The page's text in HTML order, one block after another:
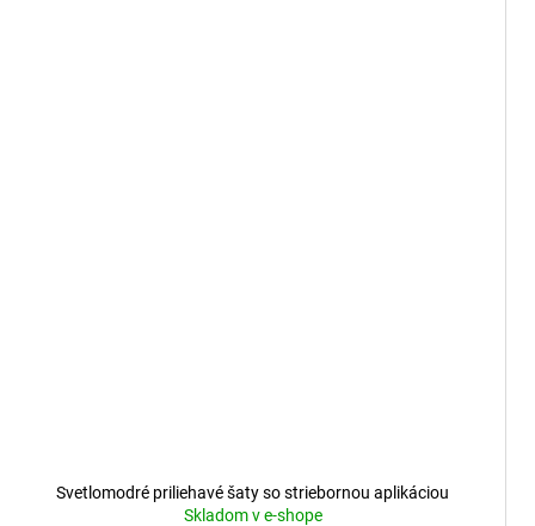
Svetlomodré priliehavé šaty so striebornou aplikáciou
Skladom v e-shope